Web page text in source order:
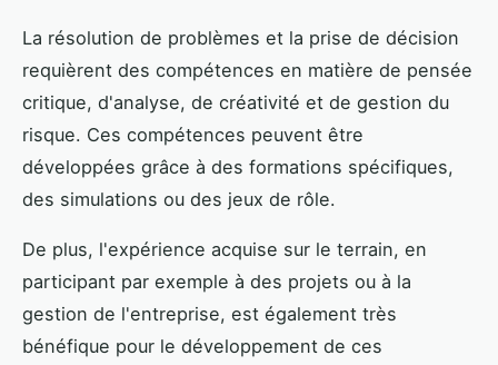
La résolution de problèmes et la prise de décision
requièrent des compétences en matière de pensée
critique, d'analyse, de créativité et de gestion du
risque. Ces compétences peuvent être
développées grâce à des formations spécifiques,
des simulations ou des jeux de rôle.
De plus, l'expérience acquise sur le terrain, en
participant par exemple à des projets ou à la
gestion de l'entreprise, est également très
bénéfique pour le développement de ces